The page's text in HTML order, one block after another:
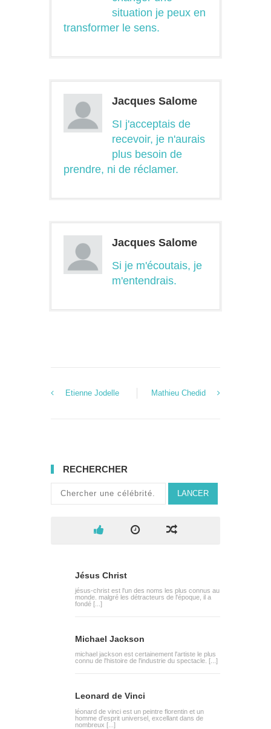
situation je peux en
transformer le sens.
Jacques Salome
SI j'acceptais de
recevoir, je n'aurais
plus besoin de
prendre, ni de réclamer.
Jacques Salome
Si je m'écoutais, je
m'entendrais.
Etienne Jodelle Mathieu Chedid
RECHERCHER
LANCER
Jésus Christ
jésus-christ est l'un des noms les plus connus au
monde. malgré les détracteurs de l'époque, il a
fondé [...]
Michael Jackson
michael jackson est certainement l'artiste le plus
connu de l'histoire de l'industrie du spectacle. [...]
Leonard de Vinci
léonard de vinci est un peintre florentin et un
homme d'esprit universel, excellant dans de
nombreux [...]